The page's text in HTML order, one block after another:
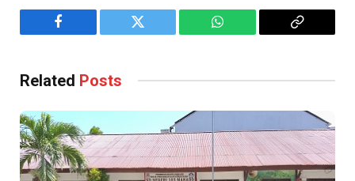
Facebook Twitter WhatsApp
Copy
Related Posts